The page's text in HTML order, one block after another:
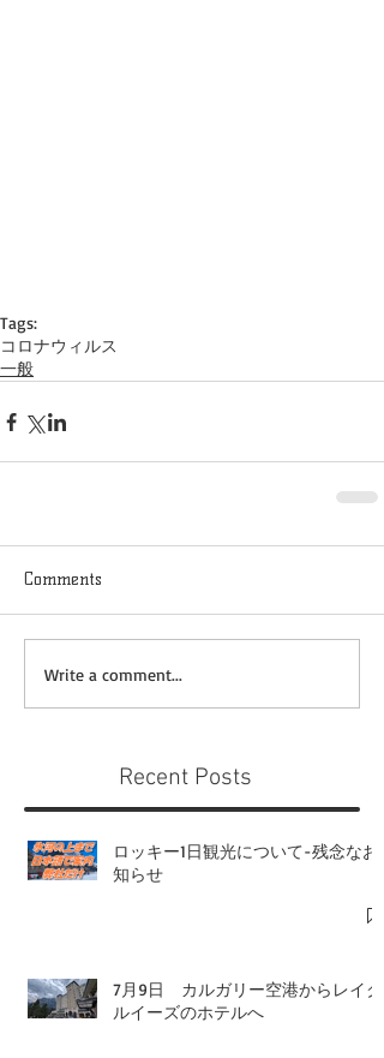
Tags:
コロナウィルス
一般
Comments
Write a comment...
Recent Posts
ロッキー1日観光について-残念なお
知らせ
7月9日 カルガリー空港からレイク
ルイーズのホテルへ